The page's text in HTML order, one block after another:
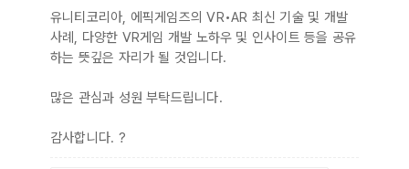
유니티코리아, 에픽게임즈의 VR•AR 최신 기술 및 개발
사례, 다양한 VR게임 개발 노하우 및 인사이트 등을 공유
하는 뜻깊은 자리가 될 것입니다.
많은 관심과 성원 부탁드립니다.
감사합니다. ?